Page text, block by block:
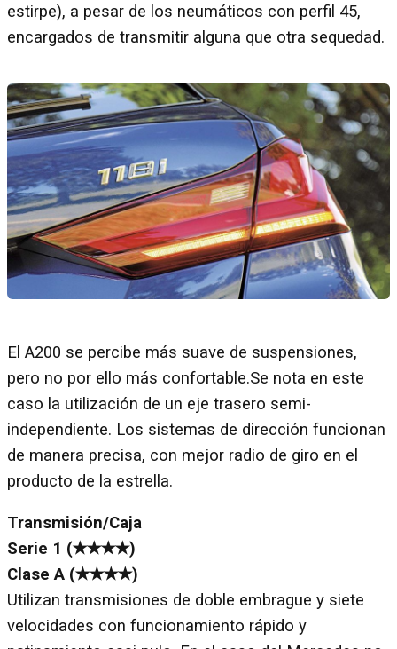
estirpe), a pesar de los neumáticos con perfil 45,
encargados de transmitir alguna que otra sequedad.
El A200 se percibe más suave de suspensiones,
pero no por ello más confortable.Se nota en este
caso la utilización de un eje trasero semi-
independiente. Los sistemas de dirección funcionan
de manera precisa, con mejor radio de giro en el
producto de la estrella.
Transmisión/Caja
Serie 1 (✭✭✭✭)
Clase A (✭✭✭✭)
Utilizan transmisiones de doble embrague y siete
velocidades con funcionamiento rápido y